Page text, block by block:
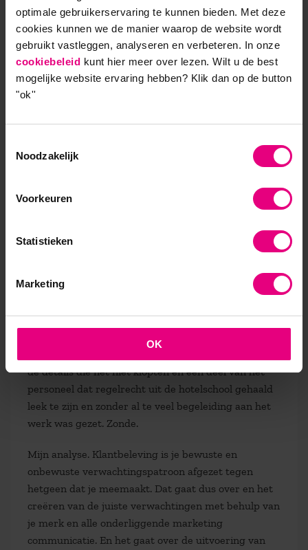
optimale gebruikerservaring te kunnen bieden. Met deze
cookies kunnen we de manier waarop de website wordt
gebruikt vastleggen, analyseren en verbeteren. In onze
cookiebeleid kunt hier meer over lezen. Wilt u de best
mogelijke website ervaring hebben? Klik dan op de button
"ok''
Noodzakelijk
Voorkeuren
Statistieken
Marketing
OK
verkeerd begrepen en hadden ze nog tot 17:00 uur
nodig om het klaar te krijgen. Het was tijd voor het
gratis drankje om de tijd te doden. In de lounge
aangekomen willen we iets nieuws proberen en
vragen we de ober met bijna een kinderlijk
enthousiasme dat we een cocktail willen drinken en
drink geen cocktails dus ik kan niets aanraden’’. Nu
vind ik dat niet zo erg maar het ontbrak ook aan de
alternatief te komen. Na een ongemakkelijke stilte
bestelde we een wijntje. De kamer was op zich prima
maar omdat de toon was gezet begonnen ons ook
avondmaal de vis van de dag die ze later niet bleken
moest worden gezocht en alsnog naar de kamer
worden gebracht. Al met al was het niet slecht maar
de details die net niet klopten en een deel van het
personeel dat regelrecht uit de hotelschool gehaald
leek te zijn en zonder al te veel begeleiding aan het
werk was gezet. Zonde.
Mijn analyse. Klantbeleving is je bewuste en
onbewuste verwachtingspatroon afgezet tegen
hetgeen dat je meemaakt. Dat gaat dus over en het
creëren van de juiste verwachtingen met behulp van
je merk en alle onderliggende marketing
communicatie. En het gaat over de uitvoering van